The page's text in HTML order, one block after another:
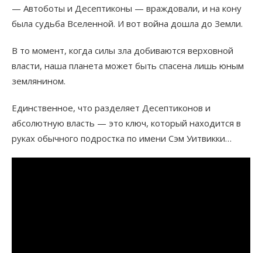
— Автоботы и Десептиконы — враждовали, и на кону
была судьба Вселенной. И вот война дошла до Земли.
В то момент, когда силы зла добиваются верховной
власти, наша планета может быть спасена лишь юным
землянином.
Единственное, что разделяет Десептиконов и
абсолютную власть — это ключ, который находится в
руках обычного подростка по имени Сэм Уитвикки…